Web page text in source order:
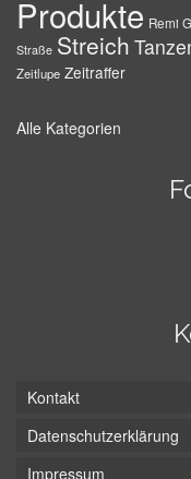
Produkte Remi
Straße Streich
Zeitlupe Zeitraffer
Alle Kategorien
Kontakt
Datenschutzerklärung
Impressum